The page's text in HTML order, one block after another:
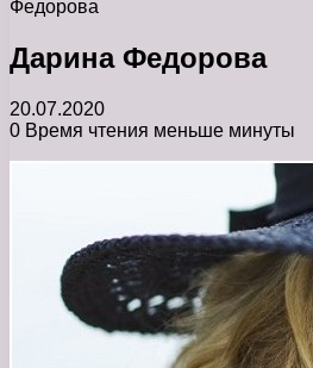
Федорова
Дарина Федорова
20.07.2020
0 Время чтения меньше минуты